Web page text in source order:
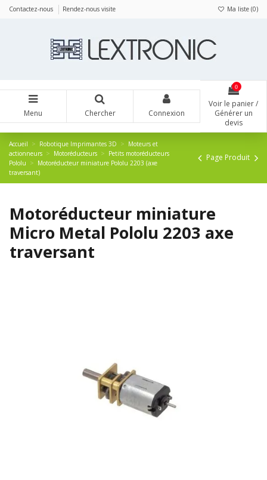
Contactez-nous Rendez-nous visite Ma liste (0)
Menu Chercher Connexion
0
Voir le panier /
Générer un
devis
Accueil Robotique Imprimantes 3D
Moteurs et
actionneurs
Motoréducteurs
Petits motoréducteurs
Pololu
Motoréducteur miniature Pololu 2203 (axe
traversant)
Page Produit
Motoréducteur miniature
Micro Metal Pololu 2203 axe
traversant
Panneau de gestion des cookies